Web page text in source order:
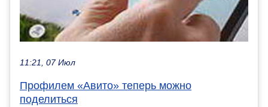
11:21, 07 Июл
Профилем «Авито» теперь можно
поделиться